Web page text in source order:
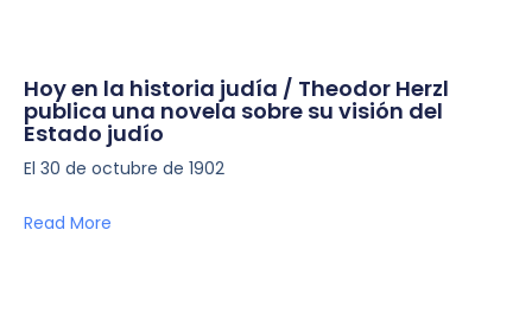
Hoy en la historia judía / Theodor Herzl
publica una novela sobre su visión del
Estado judío
El 30 de octubre de 1902
Read More